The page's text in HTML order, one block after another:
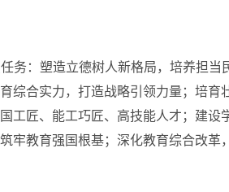
：塑造立德树人新格局，培养担当
综合实力，打造战略引领力量；培育
工匠、能工巧匠、高技能人才；建设
牢教育强国根基；深化教育综合改革